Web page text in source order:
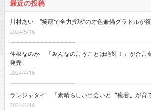
最近の投稿
川村あい “笑顔で全力投球”の才色兼備グラドルが
2024/5/16
仲根なのか 「みんなの言うことは絶対！」が合言
発売
2024/4/16
ランジャタイ 「素晴らしい出会いと〝癒着〟が育
2024/4/16